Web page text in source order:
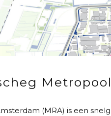
(MRA) is een